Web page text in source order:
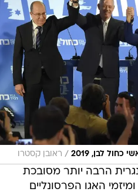
לבן, 2019 / ראובן קסטרו
הרבה יותר מסובכת
האגו הפרסונליים